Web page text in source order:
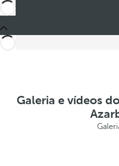
Galeria e vídeos